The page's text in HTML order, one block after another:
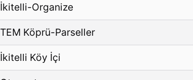
İkitelli-Organize
TEM Köprü-Parseller
İkitelli Köy İçi